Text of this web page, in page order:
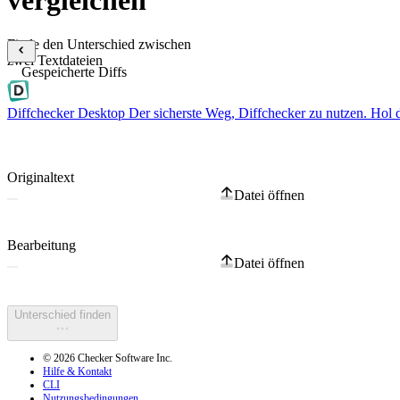
Finde den Unterschied zwischen
zwei Textdateien
Gespeicherte Diffs
Diffchecker Desktop Der sicherste Weg, Diffchecker zu nutzen.
Originaltext
Datei öffnen
Bearbeitung
Datei öffnen
Unterschied finden
© 2026 Checker Software Inc.
Hilfe & Kontakt
CLI